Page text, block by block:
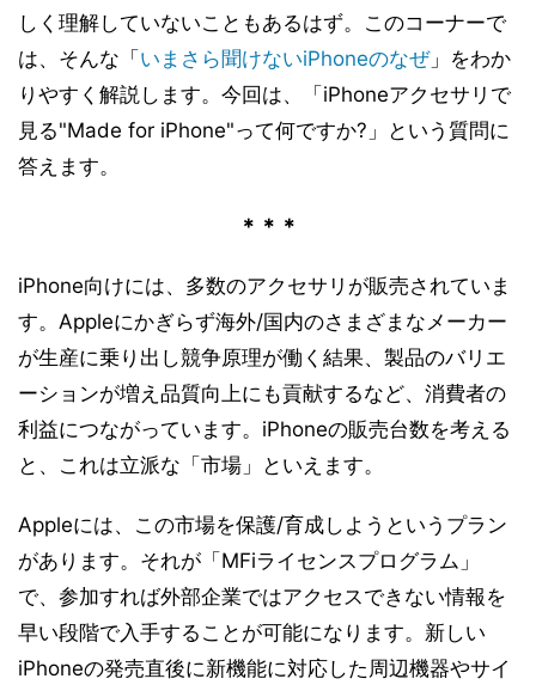
しく理解していないこともあるはず。このコーナーで
は、そんな「 いまさら聞けないiPhoneのなぜ」をわか
りやすく解説します。今回は、「iPhoneアクセサリで
見る"Made for iPhone"って何ですか?」という質問に
答えます。
＊＊＊
iPhone向けには、多数のアクセサリが販売されていま
す。Appleにかぎらず海外/国内のさまざまなメーカー
が生産に乗り出し競争原理が働く結果、製品のバリエ
ーションが増え品質向上にも貢献するなど、消費者の
利益につながっています。iPhoneの販売台数を考える
と、これは立派な「市場」といえます。
Appleには、この市場を保護/育成しようというプラン
があります。それが「MFiライセンスプログラム」
で、参加すれば外部企業ではアクセスできない情報を
早い段階で入手することが可能になります。新しい
iPhoneの発売直後に新機能に対応した周辺機器やサイ